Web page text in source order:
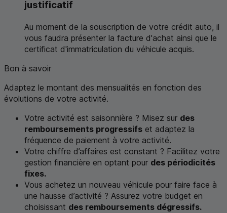
justificatif
Au moment de la souscription de votre crédit auto, il
vous faudra présenter la facture d'achat ainsi que le
certificat d'immatriculation du véhicule acquis.
Bon à savoir
Adaptez le montant des mensualités en fonction des
évolutions de votre activité.
Votre activité est saisonnière ? Misez sur des
remboursements progressifs et adaptez la
fréquence de paiement à votre activité.
Votre chiffre d’affaires est constant ? Facilitez votre
gestion financière en optant pour des périodicités
fixes.
Vous achetez un nouveau véhicule pour faire face à
une hausse d’activité ? Assurez votre budget en
choisissant des remboursements dégressifs.